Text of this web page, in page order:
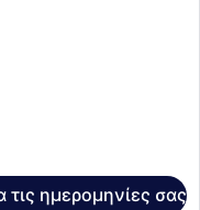
τις ημερομηνίες σας